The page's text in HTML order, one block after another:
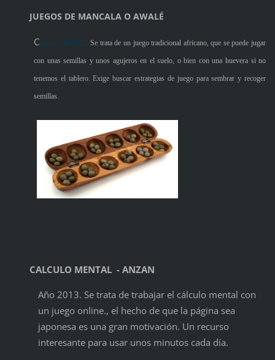
JUEGOS DE MANCALA O AWALÉ
Curso 2016-2017.Se trata de un juego tradicional africano, que se puede jugar
con unas semillas y unos agujeros en el suelo, o bien con una huevera si no
tenemos el tablero. Exige buscar estrategias de juego para sembrar y recoger
semillas.
CALCULO MENTAL - ANZAN
Año 2013. Se trata de trabajar el cálculo mental con
un juego online., el hecho de que la página sea
japonesa es una gran motivación. Un recurso
interesante para usar unos minutos cada día.